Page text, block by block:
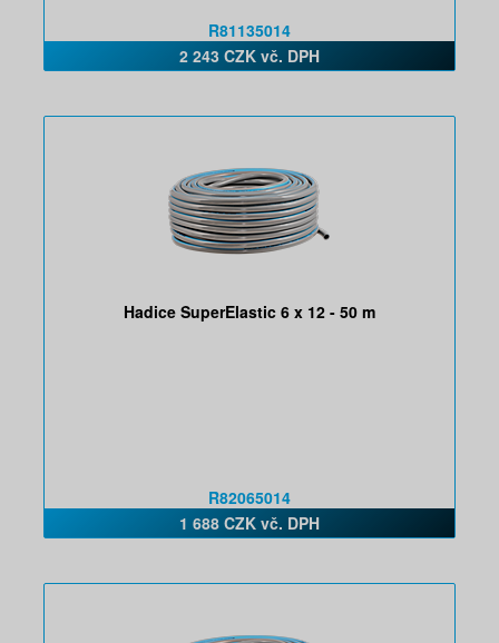
R81135014
2 243 CZK vč. DPH
Hadice SuperElastic 6 x 12 - 50 m
R82065014
1 688 CZK vč. DPH